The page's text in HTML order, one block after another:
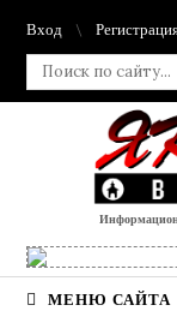
Вход
МЕНЮ САЙТА